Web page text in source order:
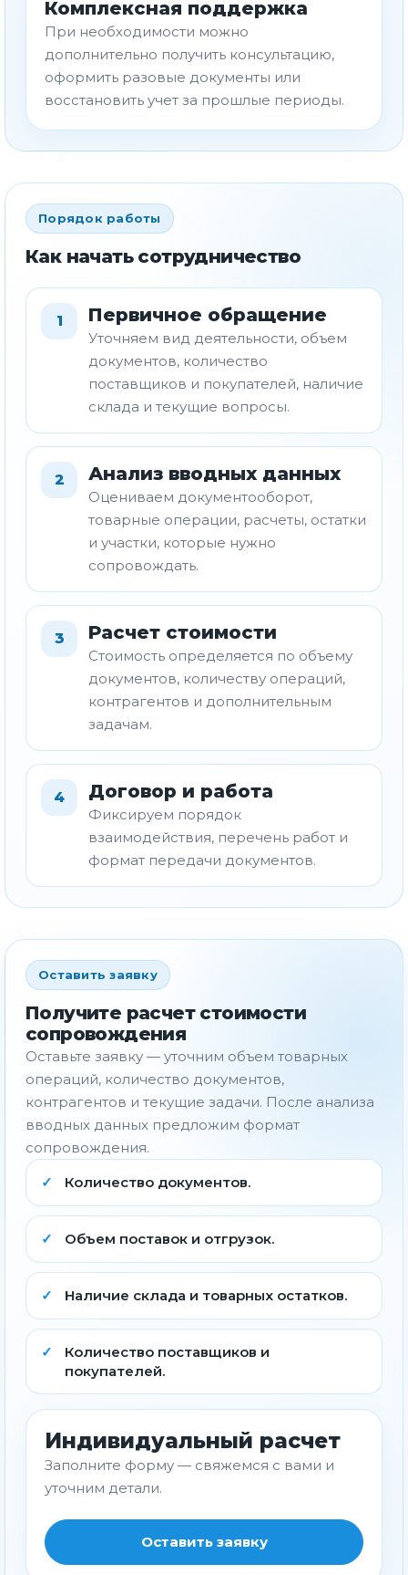
Комплексная поддержка
При необходимости можно
дополнительно получить консультацию,
оформить разовые документы или
восстановить учет за прошлые периоды.
Порядок работы
Как начать сотрудничество
1 Первичное обращение
Уточняем вид деятельности, объем
документов, количество
поставщиков и покупателей, наличие
склада и текущие вопросы.
2 Анализ вводных данных
Оцениваем документооборот,
товарные операции, расчеты, остатки
и участки, которые нужно
сопровождать.
3 Расчет стоимости
Стоимость определяется по объему
документов, количеству операций,
контрагентов и дополнительным
задачам.
4 Договор и работа
Фиксируем порядок
взаимодействия, перечень работ и
формат передачи документов.
Оставить заявку
Получите расчет стоимости
сопровождения
Оставьте заявку — уточним объем товарных
операций, количество документов,
контрагентов и текущие задачи. После анализа
вводных данных предложим формат
сопровождения.
Количество документов.
Объем поставок и отгрузок.
Наличие склада и товарных остатков.
Количество поставщиков и
покупателей.
Индивидуальный расчет
Заполните форму — свяжемся с вами и
уточним детали.
Оставить заявку